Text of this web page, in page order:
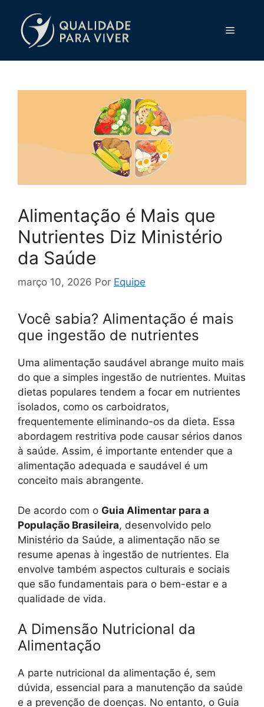
conteúdo
Menu
Alimentação é Mais que
Nutrientes Diz Ministério
da Saúde
março 10, 2026 Por Equipe
Você sabia? Alimentação é mais
que ingestão de nutrientes
Uma alimentação saudável abrange muito mais
do que a simples ingestão de nutrientes. Muitas
dietas populares tendem a focar em nutrientes
isolados, como os carboidratos,
frequentemente eliminando-os da dieta. Essa
abordagem restritiva pode causar sérios danos
à saúde. Assim, é importante entender que a
alimentação adequada e saudável é um
conceito mais abrangente.
De acordo com o Guia Alimentar para a
População Brasileira, desenvolvido pelo
Ministério da Saúde, a alimentação não se
resume apenas à ingestão de nutrientes. Ela
envolve também aspectos culturais e sociais
que são fundamentais para o bem-estar e a
qualidade de vida.
A Dimensão Nutricional da
Alimentação
A parte nutricional da alimentação é, sem
dúvida, essencial para a manutenção da saúde
e a prevenção de doenças. No entanto, o Guia